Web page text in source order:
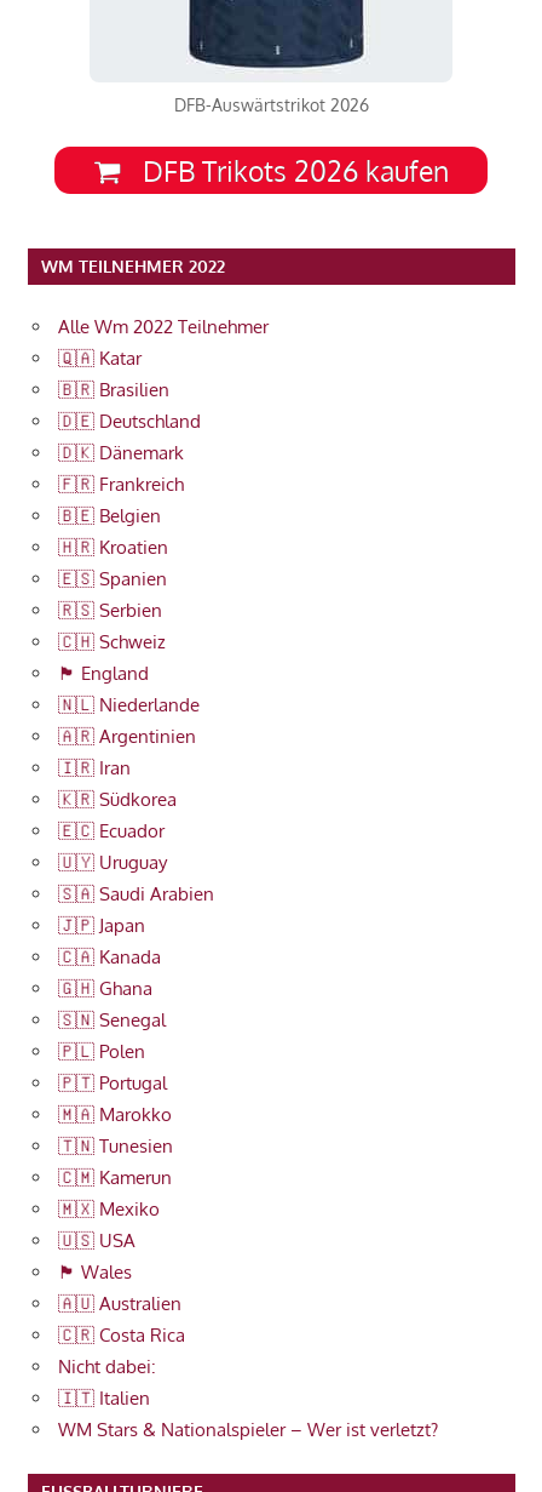
DFB-Auswärtstrikot 2026
DFB Trikots 2026 kaufen
WM TEILNEHMER 2022
Alle Wm 2022 Teilnehmer
🇶🇦 Katar
🇧🇷 Brasilien
🇩🇪 Deutschland
🇩🇰 Dänemark
🇫🇷 Frankreich
🇧🇪 Belgien
🇭🇷 Kroatien
🇪🇸 Spanien
🇷🇸 Serbien
🇨🇭 Schweiz
🏴󠁧󠁢󠁥󠁮󠁧󠁿 England
🇳🇱 Niederlande
🇦🇷 Argentinien
🇮🇷 Iran
🇰🇷 Südkorea
🇪🇨 Ecuador
🇺🇾 Uruguay
🇸🇦 Saudi Arabien
🇯🇵 Japan
🇨🇦 Kanada
🇬🇭 Ghana
🇸🇳 Senegal
🇵🇱 Polen
🇵🇹 Portugal
🇲🇦 Marokko
🇹🇳 Tunesien
🇨🇲 Kamerun
🇲🇽 Mexiko
🇺🇸 USA
🏴󠁧󠁢󠁷󠁬󠁳󠁿 Wales
🇦🇺 Australien
🇨🇷 Costa Rica
Nicht dabei:
🇮🇹 Italien
WM Stars & Nationalspieler – Wer ist verletzt?